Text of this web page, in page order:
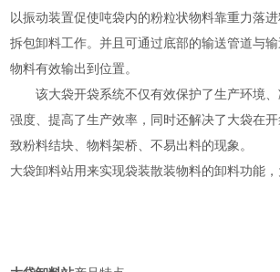
以振动装置促使吨袋内的粉粒状物料靠重力落
拆包卸料工作。并且可通过底部的输送管道与
物料有效输出到位置。
该大袋开袋系统不仅有效保护了生产环境、
强度、提高了生产效率，同时还解决了大袋在
致粉料结块、物料架桥、不易出料的现象。
大袋卸料站用来实现袋装散装物料的卸料功能，